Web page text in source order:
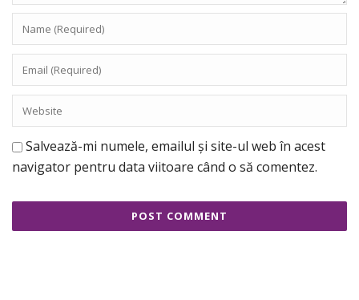
Salvează-mi numele, emailul și site-ul web în acest
navigator pentru data viitoare când o să comentez.